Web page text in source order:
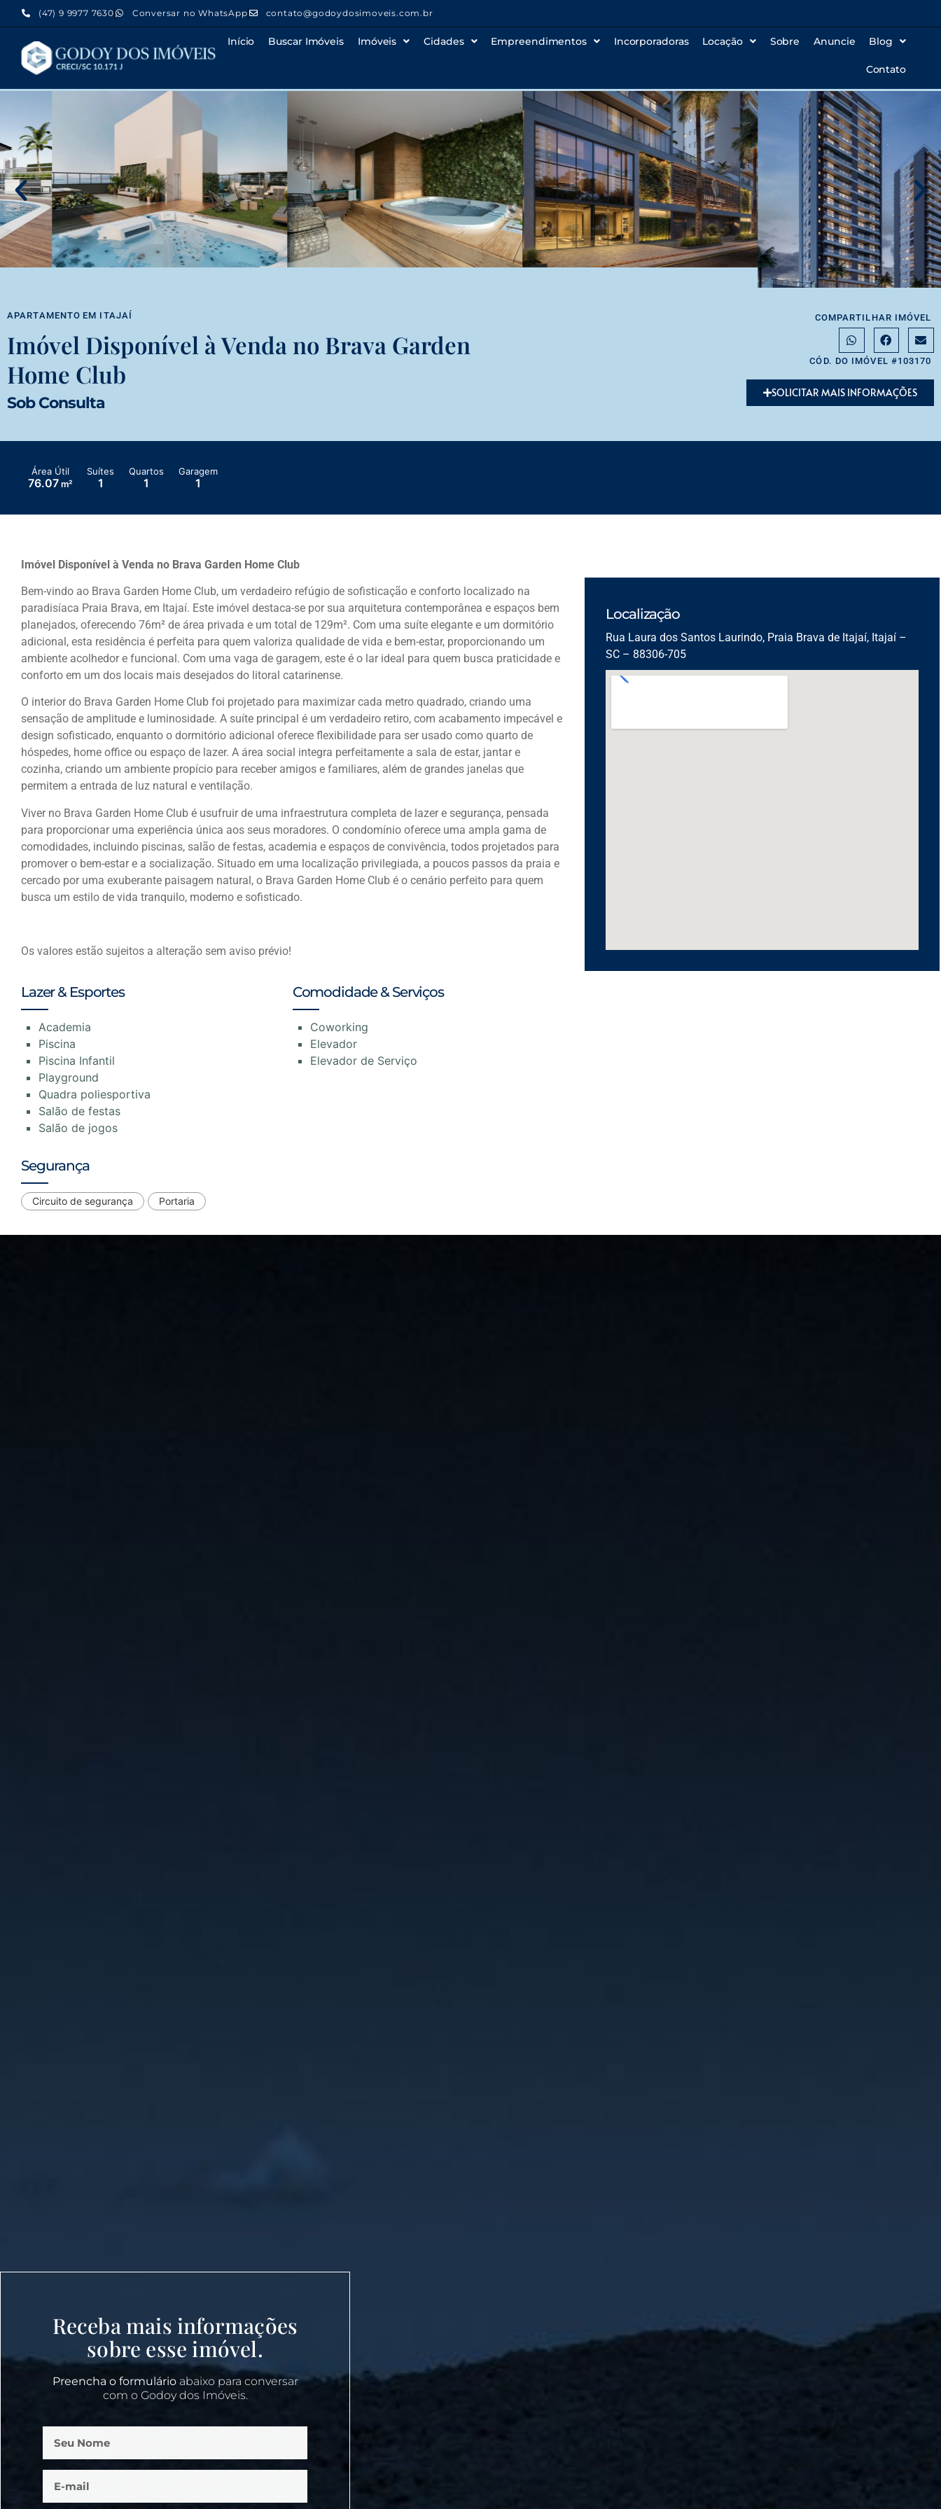
(47) 9 9977 7630 Conversar no WhatsApp contato@godoydosimoveis.com.br
Início Buscar Imóveis Imóveis Cidades Empreendimentos Incorporadoras Locação Sobre Anuncie Blog
Contato
APARTAMENTO EM ITAJAÍ
Imóvel Disponível à Venda no Brava Garden
Home Club
Sob Consulta
COMPARTILHAR IMÓVEL
CÓD. DO IMÓVEL #103170
SOLICITAR MAIS INFORMAÇÕES
Área Útil
76.07 m²
Suítes
1
Quartos
1
Garagem
1
Imóvel Disponível à Venda no Brava Garden Home Club
Bem-vindo ao Brava Garden Home Club, um verdadeiro refúgio de sofisticação e conforto localizado na
paradisíaca Praia Brava, em Itajaí. Este imóvel destaca-se por sua arquitetura contemporânea e espaços bem
planejados, oferecendo 76m² de área privada e um total de 129m². Com uma suíte elegante e um dormitório
adicional, esta residência é perfeita para quem valoriza qualidade de vida e bem-estar, proporcionando um
ambiente acolhedor e funcional. Com uma vaga de garagem, este é o lar ideal para quem busca praticidade e
conforto em um dos locais mais desejados do litoral catarinense.
O interior do Brava Garden Home Club foi projetado para maximizar cada metro quadrado, criando uma
sensação de amplitude e luminosidade. A suíte principal é um verdadeiro retiro, com acabamento impecável e
design sofisticado, enquanto o dormitório adicional oferece flexibilidade para ser usado como quarto de
hóspedes, home office ou espaço de lazer. A área social integra perfeitamente a sala de estar, jantar e
cozinha, criando um ambiente propício para receber amigos e familiares, além de grandes janelas que
permitem a entrada de luz natural e ventilação.
Viver no Brava Garden Home Club é usufruir de uma infraestrutura completa de lazer e segurança, pensada
para proporcionar uma experiência única aos seus moradores. O condomínio oferece uma ampla gama de
comodidades, incluindo piscinas, salão de festas, academia e espaços de convivência, todos projetados para
promover o bem-estar e a socialização. Situado em uma localização privilegiada, a poucos passos da praia e
cercado por uma exuberante paisagem natural, o Brava Garden Home Club é o cenário perfeito para quem
busca um estilo de vida tranquilo, moderno e sofisticado.
Os valores estão sujeitos a alteração sem aviso prévio!
Lazer & Esportes
Academia
Piscina
Piscina Infantil
Playground
Quadra poliesportiva
Salão de festas
Salão de jogos
Comodidade & Serviços
Coworking
Elevador
Elevador de Serviço
Segurança
Circuito de segurança Portaria
Localização
Rua Laura dos Santos Laurindo, Praia Brava de Itajaí, Itajaí –
SC – 88306-705
Receba mais informações
sobre esse imóvel.
Preencha o formulárioabaixo para conversar
com o Godoy dos Imóveis.